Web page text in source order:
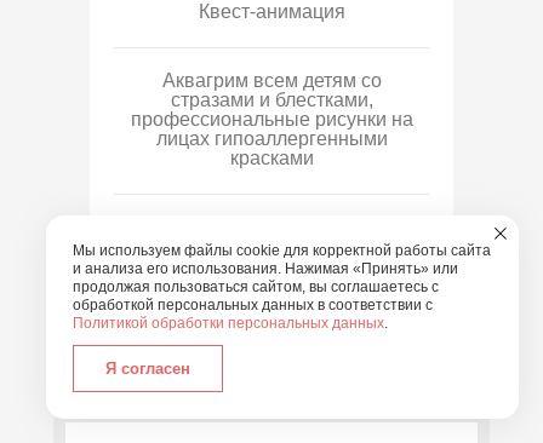
Квест-анимация
Аквагрим всем детям со
стразами и блестками,
профессиональные рисунки на
лицах гипоаллергенными
красками
артистов на 30 минут или 1
артиста на 1 час
Мы используем файлы cookie для корректной работы сайта
и анализа его использования. Нажимая «Принять» или
продолжая пользоваться сайтом, вы соглашаетесь с
обработкой персональных данных в соответствии с
Политикой обработки персональных данных.
Я согласен